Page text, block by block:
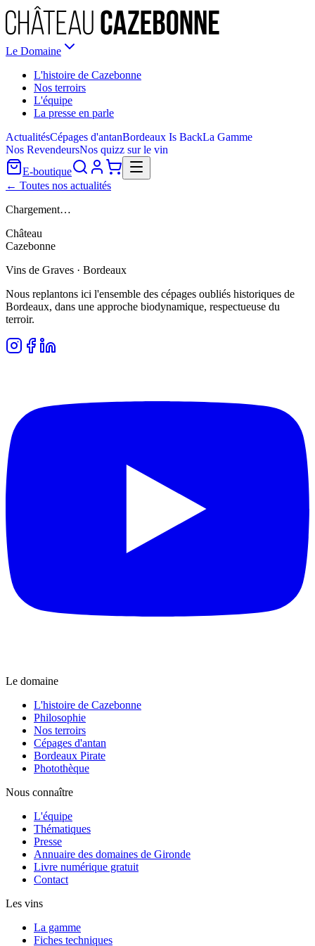
Le Domaine
L'histoire de Cazebonne
Nos terroirs
L'équipe
La presse en parle
ActualitésCépages d'antanBordeaux Is BackLa Gamme
Nos RevendeursNos quizz sur le vin
E-boutique
← Toutes nos actualités
Chargement…
Château
Cazebonne
Vins de Graves · Bordeaux
Nous replantons ici l'ensemble des cépages oubliés historiques de
Bordeaux, dans une approche biodynamique, respectueuse du
terroir.
Le domaine
L'histoire de Cazebonne
Philosophie
Nos terroirs
Cépages d'antan
Bordeaux Pirate
Photothèque
Nous connaître
L'équipe
Thématiques
Presse
Annuaire des domaines de Gironde
Livre numérique gratuit
Contact
Les vins
La gamme
Fiches techniques